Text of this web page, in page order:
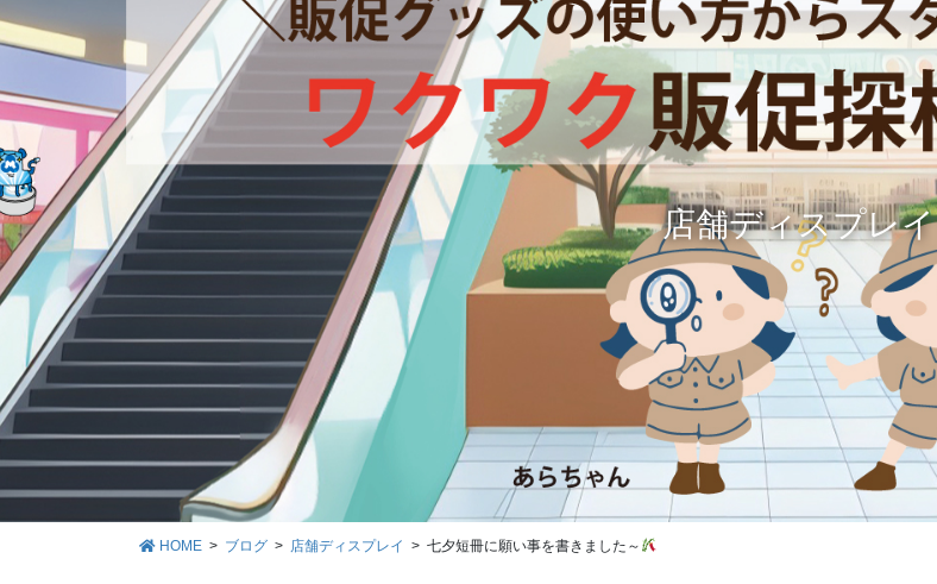
店舗ディスプレイ
HOME ブログ 店舗ディスプレイ 七夕短冊に願い事を書きました～